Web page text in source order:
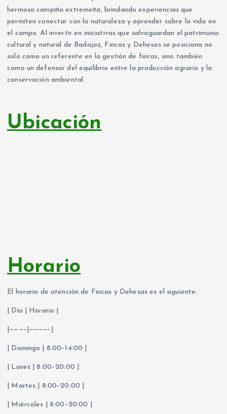
hermosa campiña extremeña, brindando experiencias que
permiten conectar con la naturaleza y aprender sobre la vida en
el campo. Al invertir en iniciativas que salvaguardan el patrimonio
cultural y natural de Badajoz, Fincas y Dehesas se posiciona no
solo como un referente en la gestión de fincas, sino también
como un defensor del equilibrio entre la producción agraria y la
conservación ambiental.
Ubicación
Horario
El horario de atención de Fincas y Dehesas es el siguiente:
| Día | Horario |
|———–|————–|
| Domingo | 8:00–14:00 |
| Lunes | 8:00–20:00 |
| Martes | 8:00–20:00 |
| Miércoles | 8:00–20:00 |